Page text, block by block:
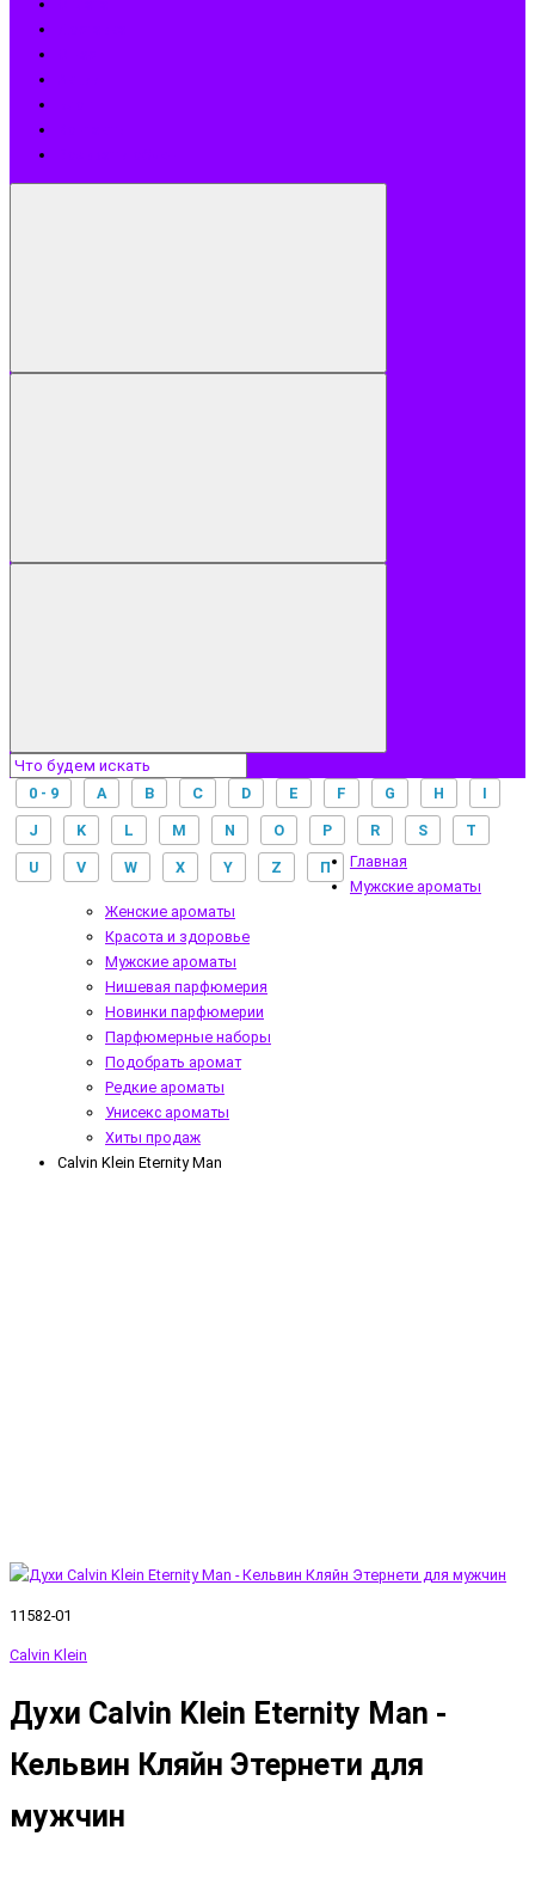
0 - 9 A B C D E F G H I
J K L M N O P R S T
U V W X Y Z П
Главная
Мужские ароматы
Женские ароматы
Красота и здоровье
Мужские ароматы
Нишевая парфюмерия
Новинки парфюмерии
Парфюмерные наборы
Подобрать аромат
Редкие ароматы
Унисекс ароматы
Хиты продаж
Calvin Klein Eternity Man
11582-01
Calvin Klein
Духи Calvin Klein Eternity Man -
Кельвин Кляйн Этернети для
мужчин